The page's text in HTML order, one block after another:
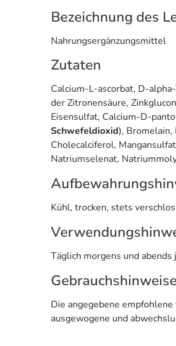
Bezeichnung des
Nahrungsergänzungsmittel
Zutaten
Calcium-L-ascorbat, D-
der Zitronensäure,
Eisensulfat, Calcium-D-
Schwefeldioxid),
Cholecalciferol,
Natriumselenat,
Kühl, trocken, stets
Täglich morgens und
Gebrauchshinweise
Die angegebene
ausgewogene und